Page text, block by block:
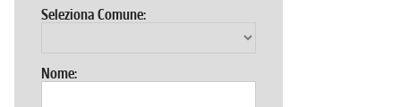
Seleziona Comune:
Nome: